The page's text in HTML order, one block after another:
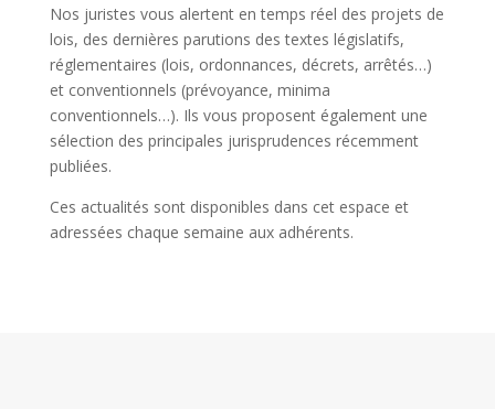
Nos juristes vous alertent en temps réel des projets de
lois, des dernières parutions des textes législatifs,
réglementaires (lois, ordonnances, décrets, arrêtés…)
et conventionnels (prévoyance, minima
conventionnels…). Ils vous proposent également une
sélection des principales jurisprudences récemment
publiées.
Ces actualités sont disponibles dans cet espace et
adressées chaque semaine aux adhérents.